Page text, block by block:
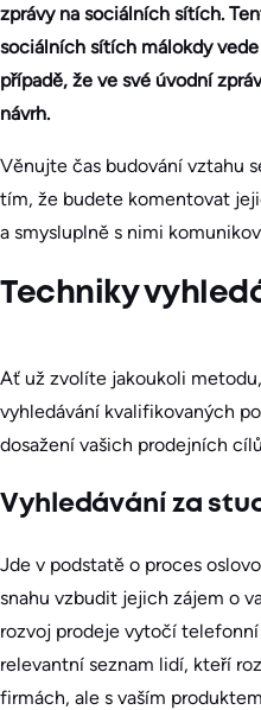
zprávy na sociálních sítích.
sociálních sítích málokdy
případě, že ve své úvodní
návrh.
Věnujte čas budování vztahu
tím, že budete komentovat
a smysluplně s nimi
Techniky
Ať už zvolíte jakoukoli
vyhledávání kvalifikovaných
dosažení vašich prodejních
Vyhledávání za
Jde v podstatě o proces
snahu vzbudit jejich zájem o
rozvoj prodeje vytočí
relevantní seznam lidí, kteří
firmách, ale s vaším